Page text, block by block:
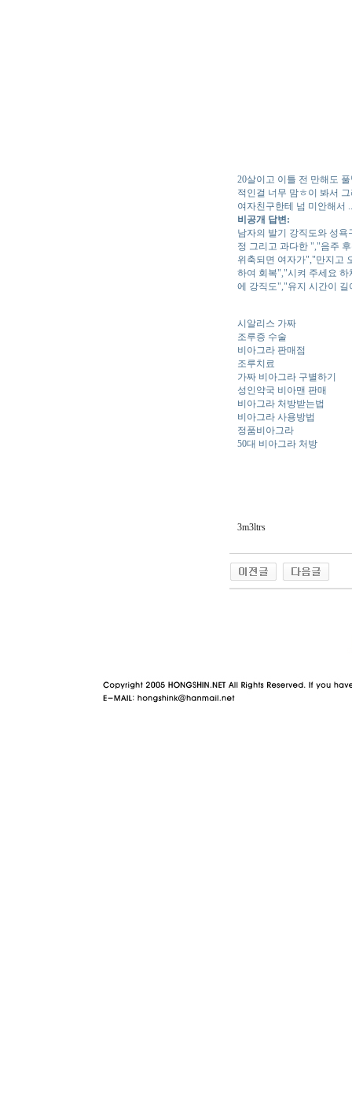
20살이고 이틀 전 만해도
적인걸 너무 맘ㅎ이 봐서
여자친구한테 넘 미안해서
비공개 답변:
남자의 발기 강직도와 성
정 그리고 과다한 ","음주
위축되면 여자가","만지고
하여 회복","시켜 주세요
에 강직도","유지 시간이
시알리스 가짜
조루증 수술
비아그라 판매점
조루치료
가짜 비아그라 구별하기
성인약국 비아맨 판매
비아그라 처방받는법
비아그라 사용방법
정품비아그라
50대 비아그라 처방
3m3ltrs